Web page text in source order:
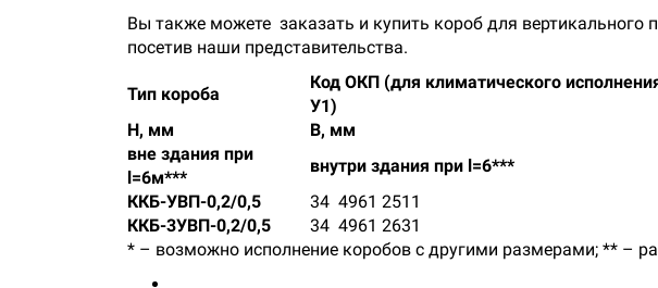
Вы также можете заказать и купить короб для
посетив наши представительства.
Тип короба
Код ОКП (для климатического
У1)
Н, мм
В, мм
вне здания при
l=6м***
внутри здания при l=6***
ККБ-УВП-0,2/0,5
34 4961 2511
ККБ-3УВП-0,2/0,5
34 4961 2631
* – возможно исполнение коробов с другими размерами; ** –